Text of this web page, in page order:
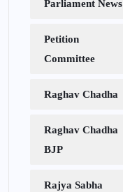
Parliament News
Petition
Committee
Raghav Chadha
Raghav Chadha
BJP
Rajya Sabha